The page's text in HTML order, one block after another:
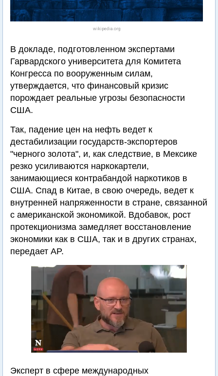
wikipedia.org
В докладе, подготовленном экспертами
Гарвардского университета для Комитета
Конгресса по вооруженным силам,
утверждается, что финансовый кризис
порождает реальные угрозы безопасности
США.
Так, падение цен на нефть ведет к
дестабилизации государств-экспортеров
"черного золота", и, как следствие, в Мексике
резко усиливаются наркокартели,
занимающиеся контрабандой наркотиков в
США. Спад в Китае, в свою очередь, ведет к
внутренней напряженности в стране, связанной
с американской экономикой. Вдобавок, рост
протекционизма замедляет восстановление
экономики как в США, так и в других странах,
передает AP.
Эксперт в сфере международных